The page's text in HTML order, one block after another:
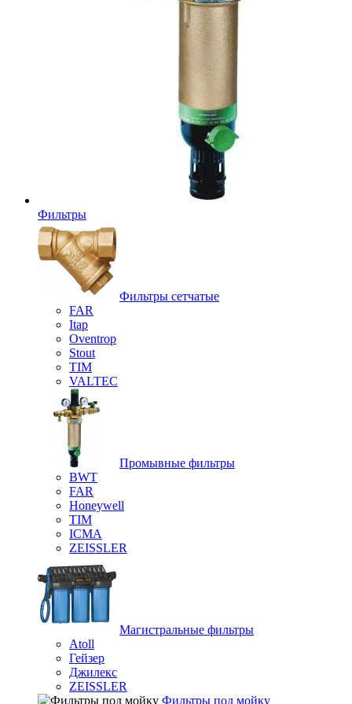
Фильтры
Фильтры сетчатые
FAR
Itap
Oventrop
Stout
TIM
VALTEC
Промывные фильтры
BWT
FAR
Honeywell
TIM
ICMA
ZEISSLER
Магистральные фильтры
Atoll
Гейзер
Джилекс
ZEISSLER
Фильтры под мойку